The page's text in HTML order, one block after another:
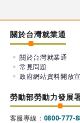
關於台灣就業通
關於台灣就業通
常見問題
政府網站資料開放
勞動部勞動力發展
客服專線： 0800-777-